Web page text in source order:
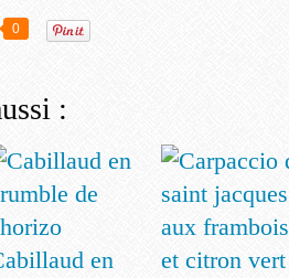
0
:
en